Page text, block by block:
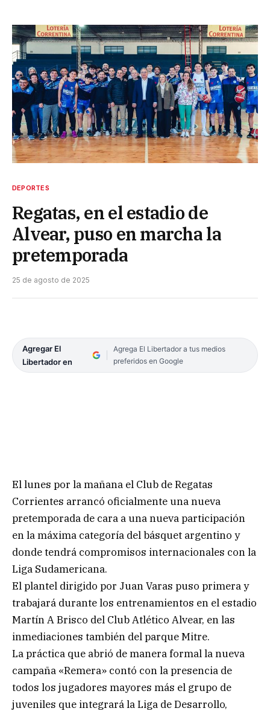
DEPORTES
Regatas, en el estadio de
Alvear, puso en marcha la
pretemporada
25 de agosto de 2025
Agregar El
Libertador en
Agrega El Libertador a tus medios
preferidos en Google
El lunes por la mañana el Club de Regatas
Corrientes arrancó oficialmente una nueva
pretemporada de cara a una nueva participación
en la máxima categoría del básquet argentino y
donde tendrá compromisos internacionales con la
Liga Sudamericana.
El plantel dirigido por Juan Varas puso primera y
trabajará durante los entrenamientos en el estadio
Martín A Brisco del Club Atlético Alvear, en las
inmediaciones también del parque Mitre.
La práctica que abrió de manera formal la nueva
campaña «Remera» contó con la presencia de
todos los jugadores mayores más el grupo de
juveniles que integrará la Liga de Desarrollo,